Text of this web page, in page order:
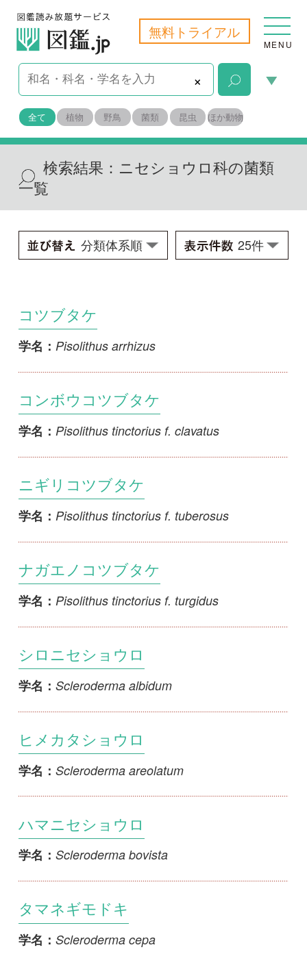
無料トライアル
MENU
×
全て 植物 野鳥 菌類 昆虫 ほか動物
検索結果：ニセショウロ科の菌類
コツブタケ
コンボウコツブタケ
ニギリコツブタケ
学名： Pisolithus tinctorius f. tuberosus
ナガエノコツブタケ
学名：Pisolithus tinctorius f. turgidus
シロニセショウロ
学名：Scleroderma albidum
ハマニセショウロ
学名：Scleroderma bovista
タマネギモドキ
ニセショウロ
学名： Scleroderma citrinum
アミメヒメカタショウロ
Scleroderma citrinum var. reticulatum